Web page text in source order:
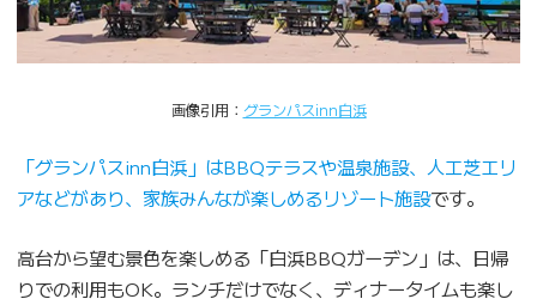
画像引用： グランパスinn白浜
「グランパスinn白浜」はBBQテラスや温泉施設、人工芝エリ
アなどがあり、家族みんなが楽しめるリゾート施設です。
高台から望む景色を楽しめる「白浜BBQガーデン」は、日帰
りでの利用もOK。ランチだけでなく、ディナータイムも楽し